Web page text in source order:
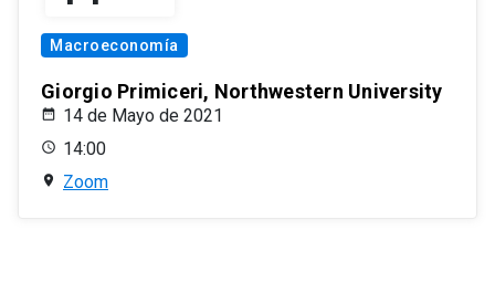
Macroeconomía
Giorgio Primiceri, Northwestern University
14 de Mayo de 2021
14:00
Zoom